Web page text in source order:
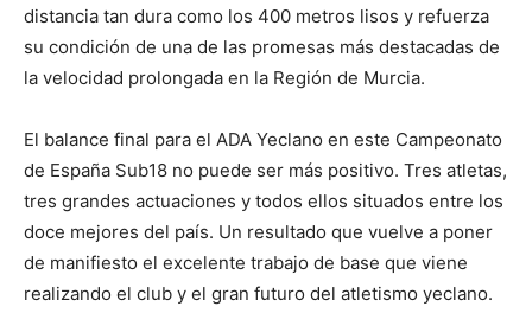
distancia tan dura como los 400 metros lisos y refuerza
su condición de una de las promesas más destacadas de
la velocidad prolongada en la Región de Murcia.
El balance final para el ADA Yeclano en este Campeonato
de España Sub18 no puede ser más positivo. Tres atletas,
tres grandes actuaciones y todos ellos situados entre los
doce mejores del país. Un resultado que vuelve a poner
de manifiesto el excelente trabajo de base que viene
realizando el club y el gran futuro del atletismo yeclano.